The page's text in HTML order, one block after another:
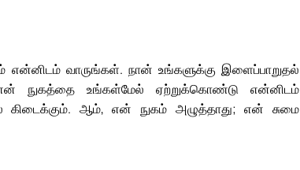
என்னிடம் வாருங்கள். நான் உங்களுக்கு இளைப்பாறுதல்
நுகத்தை உங்கள்மேல் ஏற்றுக்கொண்டு என்னிடம்
கிடைக்கும். ஆம், என் நுகம் அழுத்தாது; என் சுமை